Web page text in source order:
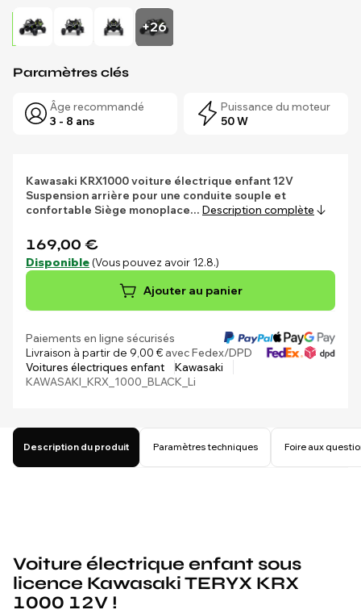
+26
Paramètres clés
Âge recommandé
3 - 8 ans
Puissance du moteur
50 W
Kawasaki KRX1000 voiture électrique enfant 12V
Suspension arrière pour une conduite souple et
confortable Siège monoplace… Description complète
169,00 €
Disponible (Vous pouvez avoir 12.8.)
Ajouter au panier
Paiements en ligne sécurisés
Livraison à partir de 9,00 €avec Fedex/DPD
Voitures électriques enfant
Kawasaki
KAWASAKI_KRX_1000_BLACK_Li
Description du produit Paramètres techniques Foire aux
Voiture électrique enfant sous
licence Kawasaki TERYX KRX
1000 12V !